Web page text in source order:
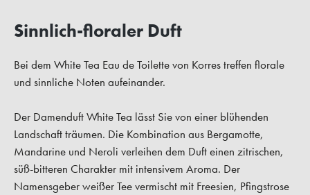
Sinnlich-floraler Duft
Bei dem White Tea Eau de Toilette von Korres treffen florale
und sinnliche Noten aufeinander.
Der Damenduft White Tea lässt Sie von einer blühenden
Landschaft träumen. Die Kombination aus Bergamotte,
Mandarine und Neroli verleihen dem Duft einen zitrischen,
süß-bitteren Charakter mit intensivem Aroma. Der
Namensgeber weißer Tee vermischt mit Freesien, Pfingstrose